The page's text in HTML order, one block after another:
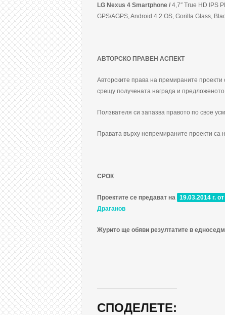
LG Nexus 4 Smartphone / 4,7″ True HD IPS
GPS/AGPS, Android 4.2 OS, Gorilla Glass,
АВТОРСКО ПРАВЕН АСПЕКТ
Авторските права на премираните
срещу получената награда и
Ползвателя си запазва правото по свое
Правата върху непремираните проекти са
СРОК
Проектите се предават на 19.03.2014 г.
Драганов
Журито ще обяви резултатите в
СПОДЕЛЕТЕ: